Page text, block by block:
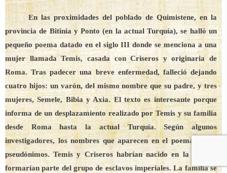
En las proximidades del poblado de Quimistene, en la
provincia de Bitinia y Ponto (en la actual Turquía), se halló un
pequeño poema datado en el siglo III donde se menciona a una
mujer llamada Temis, casada con Criseros y originaria de
Roma. Tras padecer una breve enfermedad, falleció dejando
cuatro hijos: un varón, del mismo nombre que su padre, y tres
mujeres, Semele, Bibia y Axia. El texto es interesante porque
informa de un desplazamiento realizado por Temis y su familia
desde Roma hasta la actual Turquía. Según algunos
investigadores, los nombres que aparecen en el poema serían
pseudónimos. Temis y Criseros habrían nacido en la Urbe y
formarían parte del grupo de esclavos imperiales. La familia se